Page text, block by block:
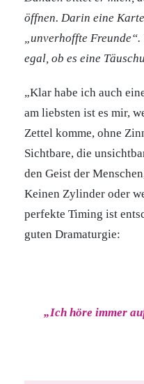
öffnen. Darin eine
„unverhoffte
egal, ob es eine
„Klar habe ich auch
am liebsten ist es mir,
Zettel komme, ohne
Sichtbare, die
den Geist der
Keinen Zylinder oder
perfekte Timing ist
guten Dramaturgie:
„Ich höre immer